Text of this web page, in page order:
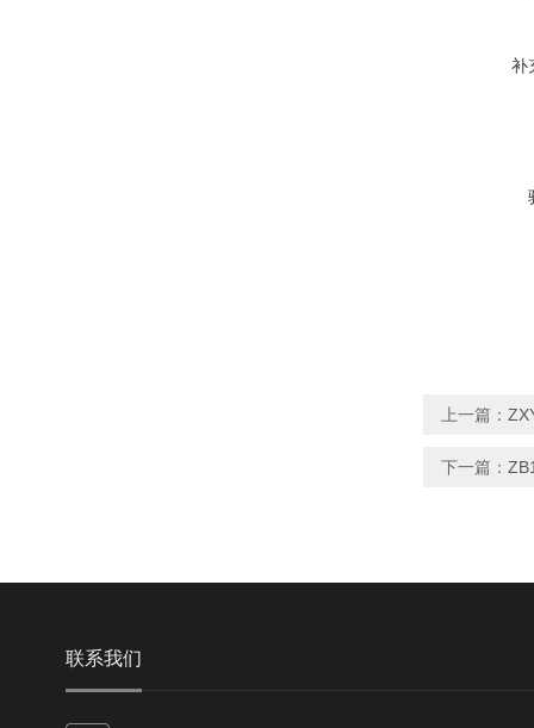
补
上一篇：
下一篇：
联系我们